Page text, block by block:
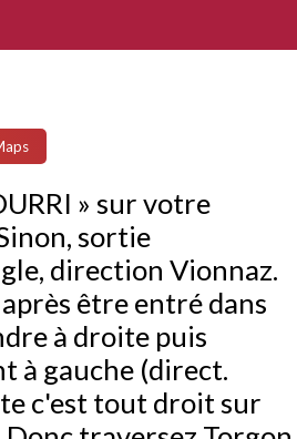
» sur votre
sortie
direction Vionnaz.
être entré dans
à droite puis
à gauche (direct.
c'est tout droit sur